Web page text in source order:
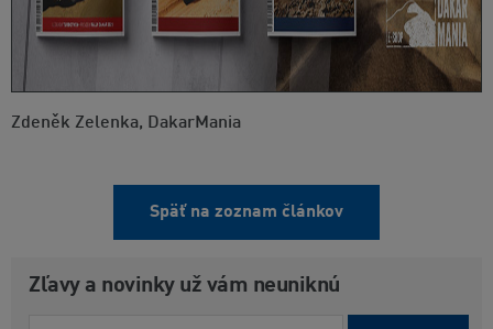
Zdeněk Zelenka, DakarMania
Späť na zoznam článkov
Zľavy a novinky už vám neuniknú